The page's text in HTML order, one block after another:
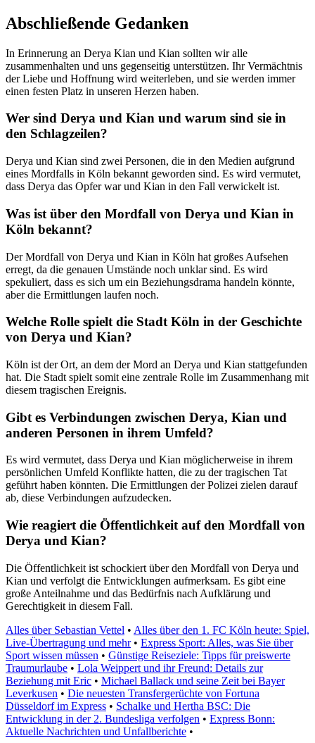
Abschließende Gedanken
In Erinnerung an Derya Kian und Kian sollten wir alle
zusammenhalten und uns gegenseitig unterstützen. Ihr Vermächtnis
der Liebe und Hoffnung wird weiterleben, und sie werden immer
einen festen Platz in unseren Herzen haben.
Wer sind Derya und Kian und warum sind sie in
den Schlagzeilen?
Derya und Kian sind zwei Personen, die in den Medien aufgrund
eines Mordfalls in Köln bekannt geworden sind. Es wird vermutet,
dass Derya das Opfer war und Kian in den Fall verwickelt ist.
Was ist über den Mordfall von Derya und Kian in
Köln bekannt?
Der Mordfall von Derya und Kian in Köln hat großes Aufsehen
erregt, da die genauen Umstände noch unklar sind. Es wird
spekuliert, dass es sich um ein Beziehungsdrama handeln könnte,
aber die Ermittlungen laufen noch.
Welche Rolle spielt die Stadt Köln in der Geschichte
von Derya und Kian?
Köln ist der Ort, an dem der Mord an Derya und Kian stattgefunden
hat. Die Stadt spielt somit eine zentrale Rolle im Zusammenhang mit
diesem tragischen Ereignis.
Gibt es Verbindungen zwischen Derya, Kian und
anderen Personen in ihrem Umfeld?
Es wird vermutet, dass Derya und Kian möglicherweise in ihrem
persönlichen Umfeld Konflikte hatten, die zu der tragischen Tat
geführt haben könnten. Die Ermittlungen der Polizei zielen darauf
ab, diese Verbindungen aufzudecken.
Wie reagiert die Öffentlichkeit auf den Mordfall von
Derya und Kian?
Die Öffentlichkeit ist schockiert über den Mordfall von Derya und
Kian und verfolgt die Entwicklungen aufmerksam. Es gibt eine
große Anteilnahme und das Bedürfnis nach Aufklärung und
Gerechtigkeit in diesem Fall.
Alles über Sebastian Vettel • Alles über den 1. FC Köln heute: Spiel,
Live-Übertragung und mehr• Express Sport: Alles, was Sie über
Sport wissen müssen • Günstige Reiseziele: Tipps für preiswerte
Traumurlaube • Lola Weippert und ihr Freund: Details zur
Beziehung mit Eric • Michael Ballack und seine Zeit bei Bayer
Leverkusen • Die neuesten Transfergerüchte von Fortuna
Düsseldorf im Express • Schalke und Hertha BSC: Die
Entwicklung in der 2. Bundesliga verfolgen • Express Bonn:
Aktuelle Nachrichten und Unfallberichte •